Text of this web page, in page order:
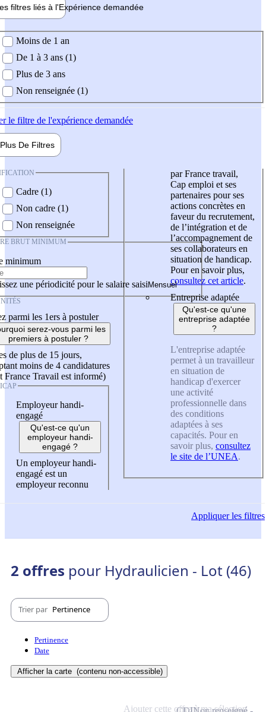
filtres liés à l'Expérience demandée
demandée
Moins de 1 an
De 1 à 3 ans (1)
Plus de 3 ans
Non renseignée (1)
le filtre de l'expérience demandée
Plus De Filtres
Cadre (1)
Non cadre (1)
Non renseignée
BRUT MINIMUM
minimum
une périodicité pour le salaire saisi
parmi les 1ers à postuler
serez-vous parmi les
premiers à postuler ?
de plus de 15 jours,
moins de 4 candidatures
France Travail est informé)
Employeur handi-
engagé
Qu'est-ce qu'un
employeur handi-
engagé ?
Un employeur handi-
engagé est un
employeur reconnu
par France travail,
Cap emploi et ses
partenaires pour ses
actions concrètes en
faveur du recrutement,
de l’intégration et de
l’accompagnement de
ses collaborateurs en
situation de handicap.
Pour en savoir plus,
consultez cet article.
Entreprise adaptée
Qu'est-ce qu'une
entreprise adaptée
?
L'entreprise adaptée
permet à un travailleur
en situation de
handicap d'exercer
une activité
professionnelle dans
des conditions
adaptées à ses
capacités. Pour en
savoir plus, consultez
le site de l’UNEA.
Appliquerles filtres
2 offres pour Hydraulicien - Lot (46)
Trier par Pertinence
Pertinence
Date
Afficher la carte (contenu non-accessible)
Ajouter cette offre à ma sélection